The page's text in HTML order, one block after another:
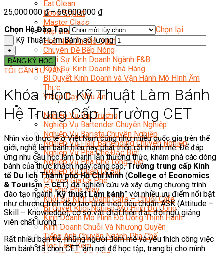
Eat Clean
Food Stylist
Master Class
Bếp Gia Đình
Học Nấu Ăn Mở Quán
Chuyên Đề Bếp Nóng
Khởi Sự Kinh Doanh Ngành F&B
Khởi Sự Kinh Doanh Nhà Hàng
Bí Quyết Kinh Doanh và Vận Hành Mô Hình Ẩm
Thực
Video Dạy Nấu Ăn
Pha Chế
Nghiệp Vụ Bar Trưởng
Nghiệp Vụ Bartender Chuyên Nghiệp
Nghiệp Vụ Barista Chuyên Nghiệp
Nghiệp Vụ Flair Bartending Chuyên Nghiệp
Nghiệp Vụ Pha Chế Đặc Biệt
Nghiệp Vụ Pha Chế Tổng Hợp
Nghiệp Vụ Quản Lý Bar
Chuyên Gia Cà Phê
Cà Phê Pha Máy
Khởi Sự Kinh Doanh Cafe – Chuỗi Cafe
Bí Quyết Khởi Nghiệp Mô Hình Đồ Uống
Kinh Doanh Mô Hình Đồ Uống Thịnh Hành
Kinh Doanh Chuỗi Và Nhượng Quyền
Tiếng Anh Chuyên Ngành Pha Chế
Học Làm Kem
25,000,000₫–60,000,000 ₫
Chọn Hệ Đào Tạo
Chọn lại
Kỹ Thuật Làm Bánh số lượng
ĐĂNG KÝ HỌC
TÔI CẦN TƯ VẤN
Khóa Học Kỹ Thuật Làm Bánh
Hệ Trung Cấp | Trường CET
Nhìn vào thực tế ở Việt Nam cũng như nhiều quốc gia trên thế
giới, nghề làm bánh hiện nay phát triển rất mạnh mẽ. Để đáp
ứng nhu cầu học làm bánh lẫn thưởng thức, khám phá các dòng
bánh của thực khách ngày càng cao,Trường trung cấp Kinh
tế Du lịch Thành phố Hồ Chí Minh (College of Economics
& Tourism – CET) đã nghiên cứu và xây dựng chương trình
đào tạo ngành “Kỹ thuật Làm bánh” với nhiều ưu điểm nổi bật
như chương trình đào tạo dựa theo tiêu chuẩn ASK (Attitude –
Skill – Knowledge), cơ sở vật chất hiện đại, đội ngũ giảng
viên chất lượng…
Rất nhiều bạn trẻ, những người đam mê và yêu thích công việc
làm bánh đã chọn CET làm nơi để học tập, trang bị cho mình